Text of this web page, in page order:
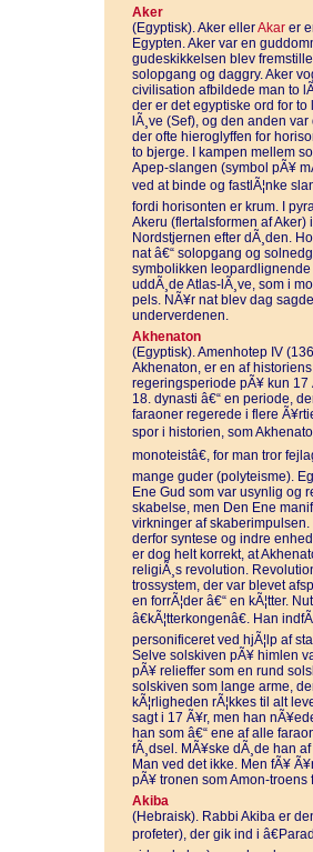
Aker
(Egyptisk). Aker ellerAkar er
Egypten. Aker var en
gudeskikkelsen blev
solopgang og daggry. Aker
civilisation afbildede man to
der er det egyptiske ord for
lÃ¸ve (Sef), og den anden
der ofte hieroglyffen for
to bjerge. I kampen mellem
Apep-slangen (symbol pÃ¥
ved at binde og fastlÃ¦nke
fordi horisonten er krum. I
Akeru (flertalsformen af
Nordstjernen efter dÃ¸den.
nat â€“ solopgang og
symbolikken
uddÃ¸de Atlas-lÃ¸ve, som i
pels. NÃ¥r nat blev dag
underverdenen.
Akhenaton
(Egyptisk). Amenhotep IV
Akhenaton, er en af
regeringsperiode pÃ¥ kun 17
18. dynasti â€“ en periode,
faraoner regerede i flere
spor i historien, som
monoteistâ€, for man tror
mange guder (polyteisme).
Ene Gud som var usynlig og
skabelse, men Den Ene
virkninger af
derfor syntese og indre
er dog helt korrekt, at
religiÃ¸s revolution.
trossystem, der var blevet
en forrÃ¦der â€“ en kÃ¦tter.
â€kÃ¦tterkongenâ€. Han
personificeret ved hjÃ¦lp af
Selve solskiven pÃ¥ himlen
pÃ¥ relieffer som en rund
solskiven som lange arme,
kÃ¦rligheden rÃ¦kkes til alt
sagt i 17 Ã¥r, men han
han som â€“ ene af alle
fÃ¸dsel. MÃ¥ske dÃ¸de han
Man ved det ikke. Men fÃ¥
pÃ¥ tronen som Amon-troens
Akiba
(Hebraisk). Rabbi Akiba er
profeter), der gik ind i